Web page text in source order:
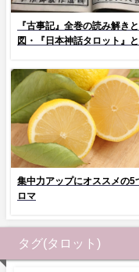
『古事記』全巻の読み解き
図・『日本神話タロット』
集中力アップにオススメの5
ロマ
タグ(タロット)